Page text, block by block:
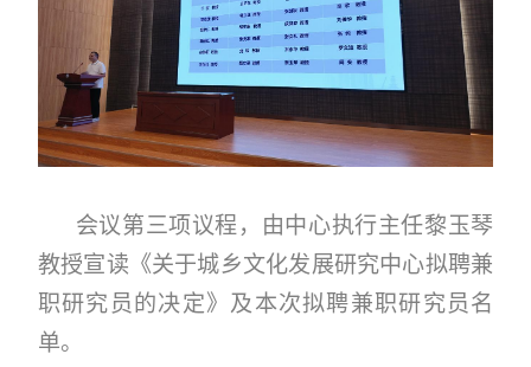
会议第三项议程，由中心执行主任黎玉琴
教授宣读《关于城乡文化发展研究中心拟聘兼
职研究员的决定》及本次拟聘兼职研究员名
单。